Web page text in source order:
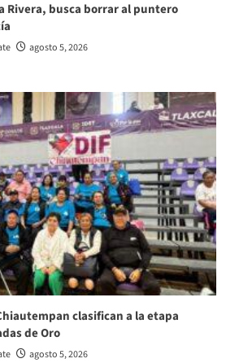
Rivera, busca borrar al puntero
agosto 5, 2026
clasifican a la etapa
de Oro
agosto 5, 2026